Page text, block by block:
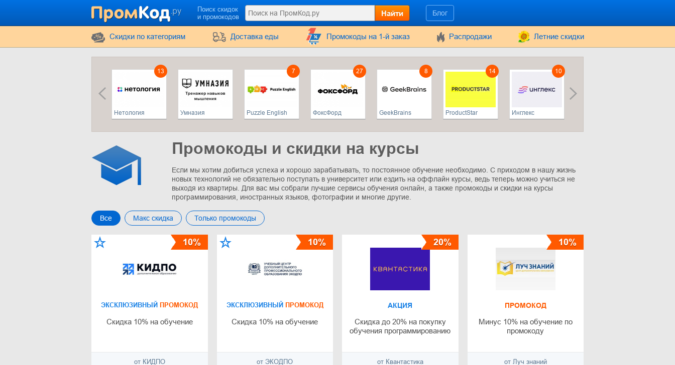
Поиск скидок
и промокодов
Найти Блог
Cкидки по категориям Доставка еды Промокоды на 1-й заказ Распродажи Летние скидки
13
Нетология Умназия
7
Puzzle English
27
ФоксФорд
8
GeekBrains
14
ProductStar
10
Инглекс
Промокоды и скидки на курсы
Если мы хотим добиться успеха и хорошо зарабатывать, то постоянное обучение необходимо. С приходом в нашу жизнь
новых технологий не обязательно поступать в университет или ездить на оффлайн курсы, ведь теперь можно учиться не
выходя из квартиры. Для вас мы собрали лучшие сервисы обучения онлайн, а также промокоды и скидки на курсы
программирования, иностранных языков, фотографии и многие другие.
Все Макс скидка Только промокоды
ЭКСКЛЮЗИВНЫЙ ПРОМОКОД
Скидка 10% на обучение
от КИДПО
10%
ЭКСКЛЮЗИВНЫЙ ПРОМОКОД
Скидка 10% на обучение
от ЭКОДПО
10%
АКЦИЯ
Скидка до 20% на покупку
обучения программированию
от Квантастика
20%
ПРОМОКОД
Минус 10% на обучение по
промокоду
от Луч знаний
10%